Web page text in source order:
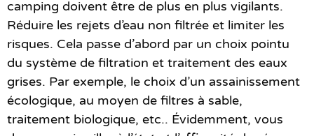
camping doivent être de plus en plus vigilants.
Réduire les rejets d’eau non filtrée et limiter les
risques. Cela passe d’abord par un choix pointu
du système de filtration et traitement des eaux
grises. Par exemple, le choix d’un assainissement
écologique, au moyen de filtres à sable,
traitement biologique, etc.. Évidemment, vous